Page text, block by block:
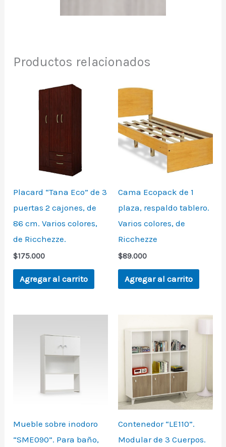
Productos relacionados
Placard “Tana Eco” de 3
puertas 2 cajones, de
86 cm. Varios colores,
de Ricchezze.
$175.000
Agregar al carrito
Cama Ecopack de 1
plaza, respaldo tablero.
Varios colores, de
Ricchezze
$89.000
Agregar al carrito
Mueble sobre inodoro
“SME090”. Para baño,
Contenedor “LE110”.
Modular de 3 Cuerpos.